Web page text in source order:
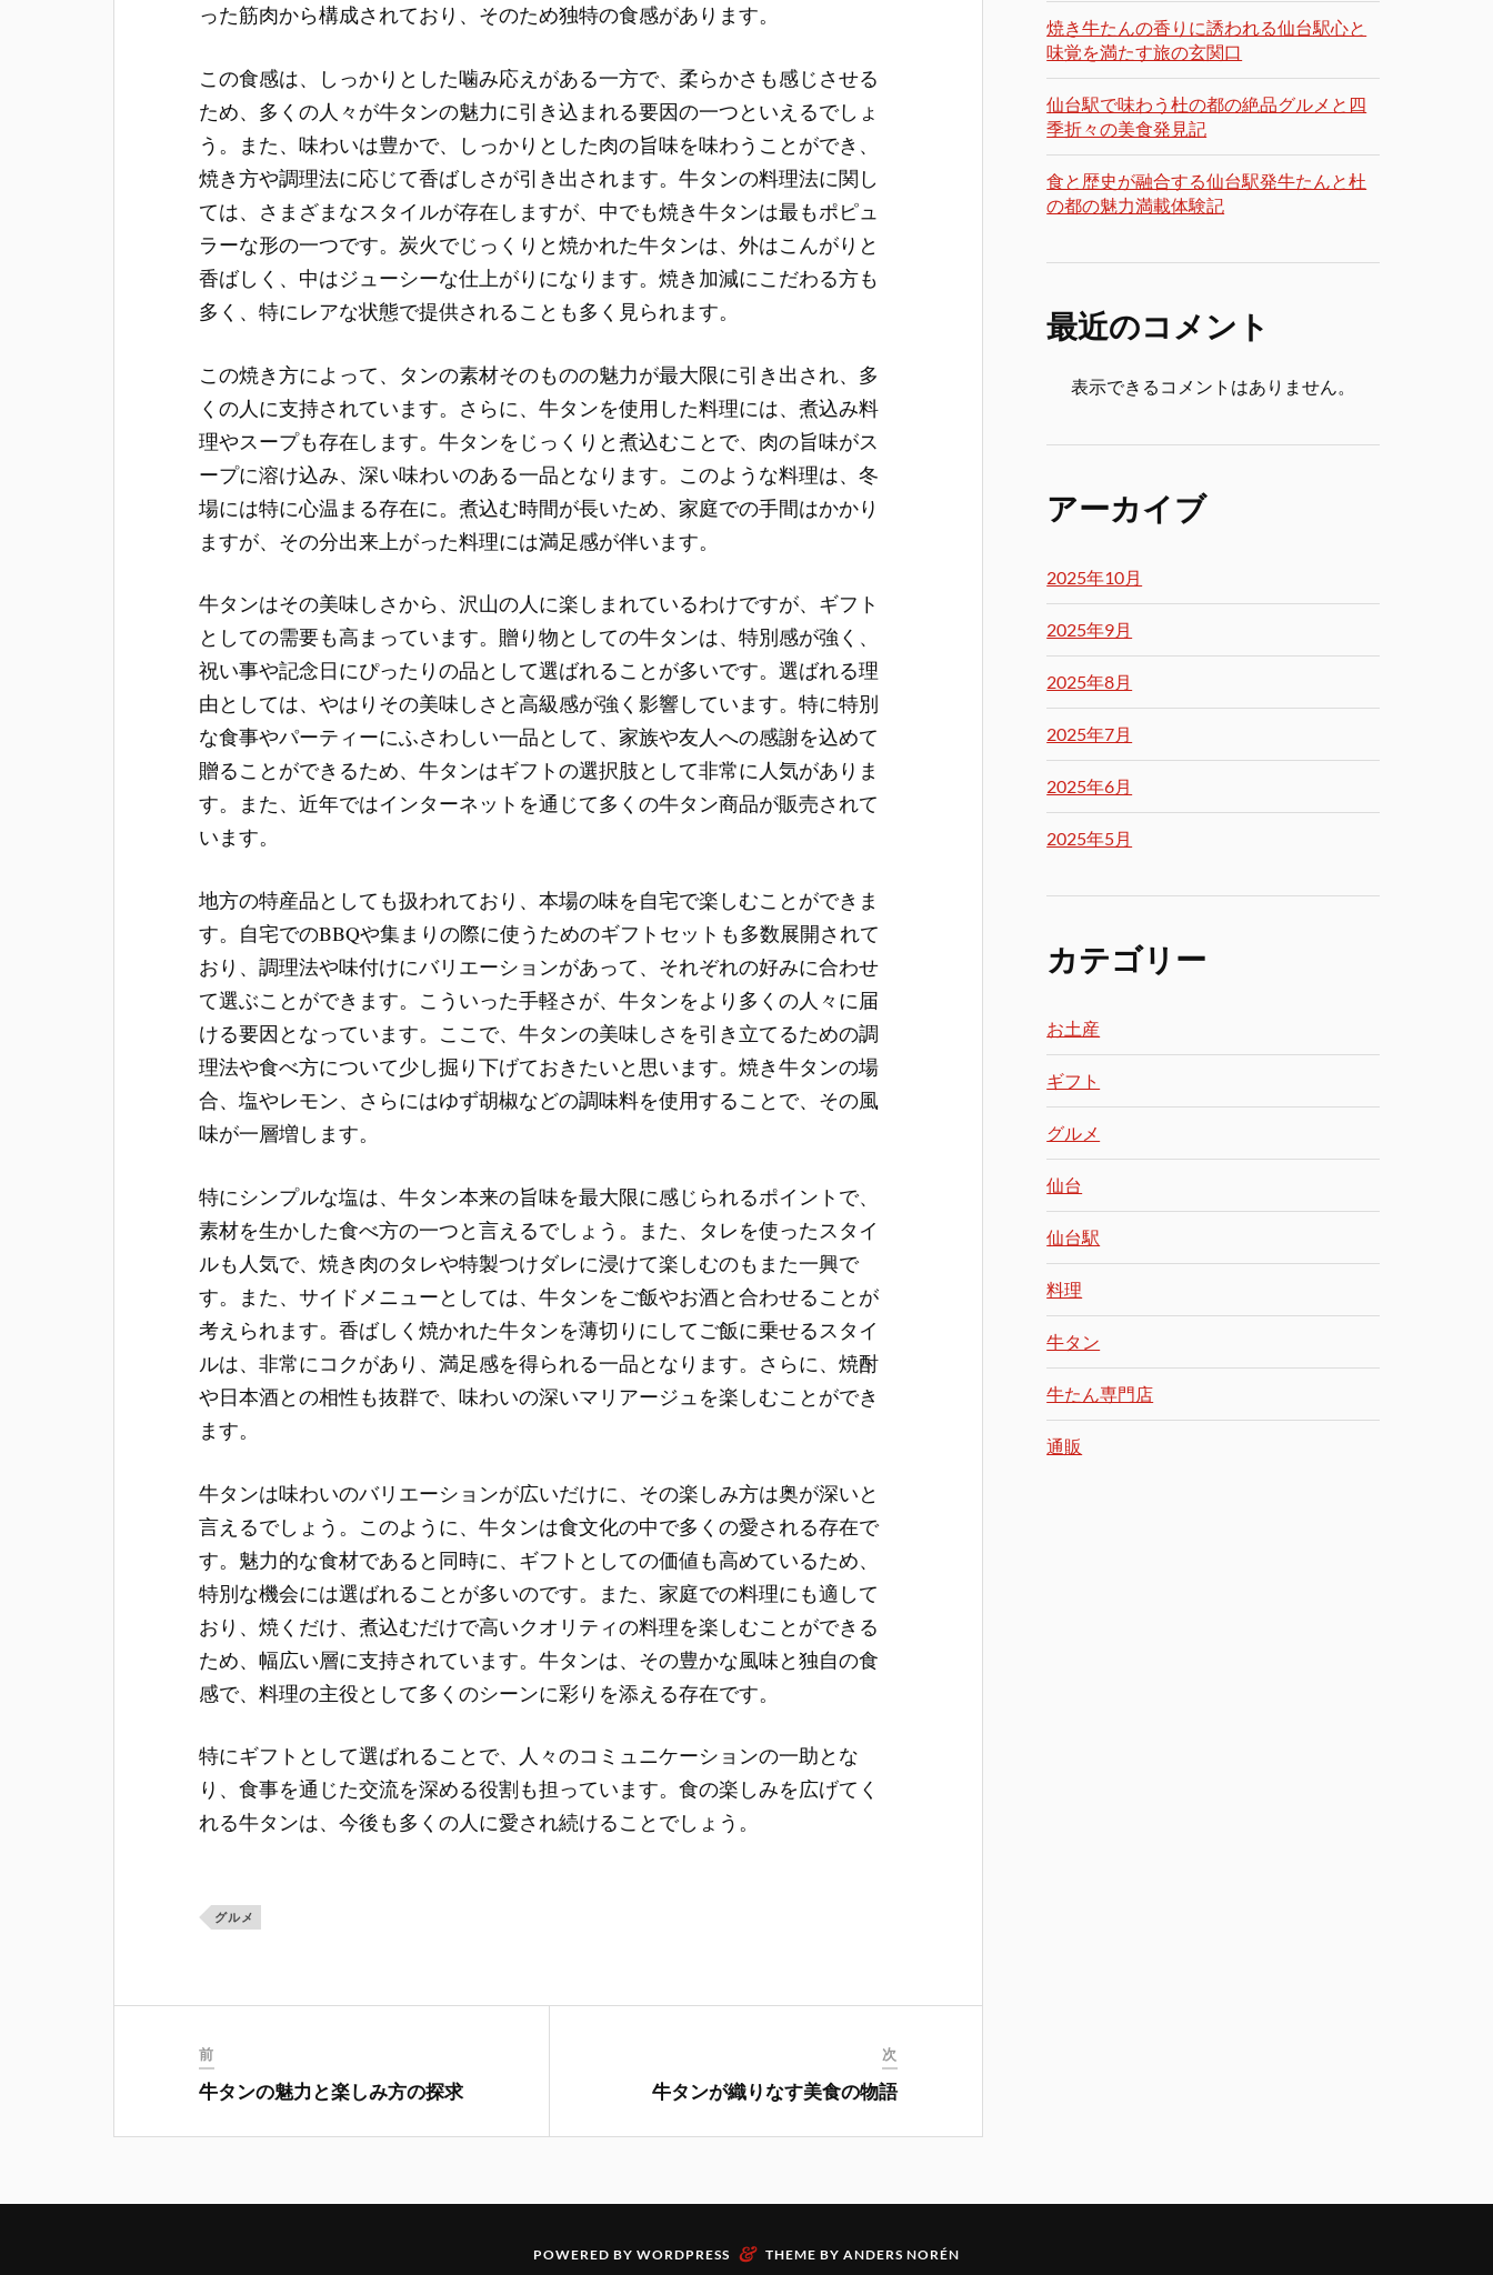
った筋肉から構成されており、そのため独特の食感があります。
この食感は、しっかりとした噛み応えがある一方で、柔らかさも感じさせる
ため、多くの人々が牛タンの魅力に引き込まれる要因の一つといえるでしょ
う。また、味わいは豊かで、しっかりとした肉の旨味を味わうことができ、
焼き方や調理法に応じて香ばしさが引き出されます。牛タンの料理法に関し
ては、さまざまなスタイルが存在しますが、中でも焼き牛タンは最もポピュ
ラーな形の一つです。炭火でじっくりと焼かれた牛タンは、外はこんがりと
香ばしく、中はジューシーな仕上がりになります。焼き加減にこだわる方も
多く、特にレアな状態で提供されることも多く見られます。
この焼き方によって、タンの素材そのものの魅力が最大限に引き出され、多
くの人に支持されています。さらに、牛タンを使用した料理には、煮込み料
理やスープも存在します。牛タンをじっくりと煮込むことで、肉の旨味がス
ープに溶け込み、深い味わいのある一品となります。このような料理は、冬
場には特に心温まる存在に。煮込む時間が長いため、家庭での手間はかかり
ますが、その分出来上がった料理には満足感が伴います。
牛タンはその美味しさから、沢山の人に楽しまれているわけですが、ギフト
としての需要も高まっています。贈り物としての牛タンは、特別感が強く、
祝い事や記念日にぴったりの品として選ばれることが多いです。選ばれる理
由としては、やはりその美味しさと高級感が強く影響しています。特に特別
な食事やパーティーにふさわしい一品として、家族や友人への感謝を込めて
贈ることができるため、牛タンはギフトの選択肢として非常に人気がありま
す。また、近年ではインターネットを通じて多くの牛タン商品が販売されて
います。
地方の特産品としても扱われており、本場の味を自宅で楽しむことができま
す。自宅でのBBQや集まりの際に使うためのギフトセットも多数展開されて
おり、調理法や味付けにバリエーションがあって、それぞれの好みに合わせ
て選ぶことができます。こういった手軽さが、牛タンをより多くの人々に届
ける要因となっています。ここで、牛タンの美味しさを引き立てるための調
理法や食べ方について少し掘り下げておきたいと思います。焼き牛タンの場
合、塩やレモン、さらにはゆず胡椒などの調味料を使用することで、その風
味が一層増します。
特にシンプルな塩は、牛タン本来の旨味を最大限に感じられるポイントで、
素材を生かした食べ方の一つと言えるでしょう。また、タレを使ったスタイ
ルも人気で、焼き肉のタレや特製つけダレに浸けて楽しむのもまた一興で
す。また、サイドメニューとしては、牛タンをご飯やお酒と合わせることが
考えられます。香ばしく焼かれた牛タンを薄切りにしてご飯に乗せるスタイ
ルは、非常にコクがあり、満足感を得られる一品となります。さらに、焼酎
や日本酒との相性も抜群で、味わいの深いマリアージュを楽しむことができ
ます。
牛タンは味わいのバリエーションが広いだけに、その楽しみ方は奥が深いと
言えるでしょう。このように、牛タンは食文化の中で多くの愛される存在で
す。魅力的な食材であると同時に、ギフトとしての価値も高めているため、
特別な機会には選ばれることが多いのです。また、家庭での料理にも適して
おり、焼くだけ、煮込むだけで高いクオリティの料理を楽しむことができる
ため、幅広い層に支持されています。牛タンは、その豊かな風味と独自の食
感で、料理の主役として多くのシーンに彩りを添える存在です。
特にギフトとして選ばれることで、人々のコミュニケーションの一助とな
り、食事を通じた交流を深める役割も担っています。食の楽しみを広げてく
れる牛タンは、今後も多くの人に愛され続けることでしょう。
グルメ
前
牛タンの魅力と楽しみ方の探求
次
牛タンが織りなす美食の物語
焼き牛たんの香りに誘われる仙台駅心と
味覚を満たす旅の玄関口
仙台駅で味わう杜の都の絶品グルメと四
季折々の美食発見記
食と歴史が融合する仙台駅発牛たんと杜
の都の魅力満載体験記
最近のコメント
表示できるコメントはありません。
アーカイブ
2025年10月
2025年9月
2025年8月
2025年7月
2025年6月
2025年5月
カテゴリー
お土産
ギフト
グルメ
仙台
仙台駅
料理
牛タン
牛たん専門店
通販
POWERED BY WORDPRESS & THEME BY ANDERS NORÉN